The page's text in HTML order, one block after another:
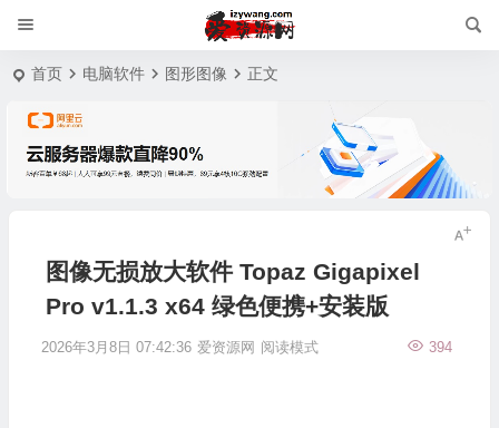
首页 电脑软件 图形图像 正文
图像无损放大软件 Topaz Gigapixel
Pro v1.1.3 x64 绿色便携+安装版
2026年3月8日 07:42:36 爱资源网 394
阅读模式